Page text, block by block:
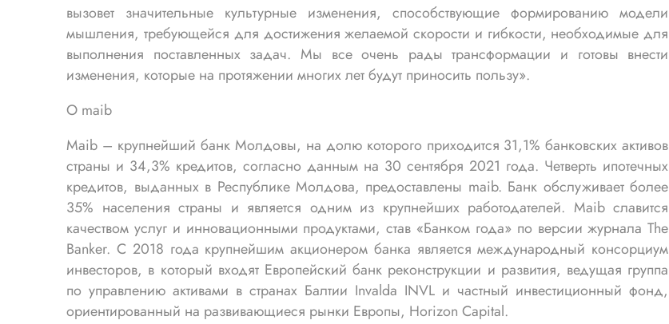
вызовет значительные культурные изменения, способствующие формированию модели
мышления, требующейся для достижения желаемой скорости и гибкости, необходимые для
выполнения поставленных задач. Мы все очень рады трансформации и готовы внести
изменения, которые на протяжении многих лет будут приносить пользу».
О maib
Maib – крупнейший банк Молдовы, на долю которого приходится 31,1% банковских активов
страны и 34,3% кредитов, согласно данным на 30 сентября 2021 года. Четверть ипотечных
кредитов, выданных в Республике Молдова, предоставлены maib. Банк обслуживает более
35% населения страны и является одним из крупнейших работодателей. Maib славится
качеством услуг и инновационными продуктами, став «Банком года» по версии журнала The
Banker. С 2018 года крупнейшим акционером банка является международный консорциум
инвесторов, в который входят Европейский банк реконструкции и развития, ведущая группа
по управлению активами в странах Балтии Invalda INVL и частный инвестиционный фонд,
ориентированный на развивающиеся рынки Европы, Horizon Capital.